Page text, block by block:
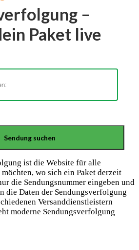
–
Paket live
ist die Website für alle
wo sich ein Paket derzeit
die Sendungsnummer eingeben und
die Daten der Sendungsverfolgung
Versanddienstleistern
moderne Sendungsverfolgung